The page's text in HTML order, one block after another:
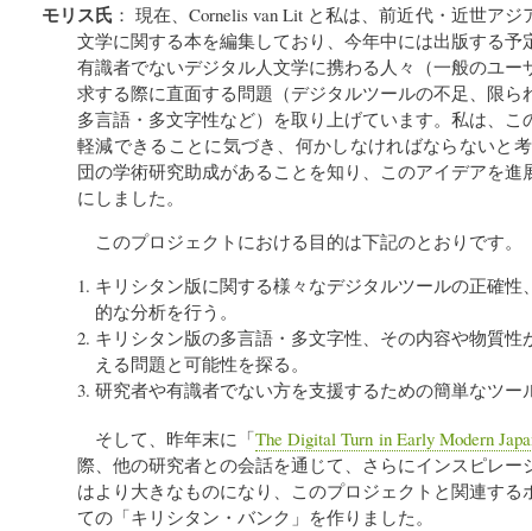
モリス氏 ： 現在、Cornelis van Lit と私は、前近代・近世ア
文学に関する本を編集しており、今年中には出版する予
有識者でないデジタル人文学に携わる人々（一般のユー
求する際に直面する問題（デジタルツールの不足、限ら
多言語・多文字性など）を取り上げています。私は、
軽減できることに気づき、何かしなければならないと
団の学術研究助成があることを知り、このアイデアを
にしました。
このプロジェクトにおける目的は下記のとおりです。
キリシタン版に関する様々なデジタルツールの正確
的な分析を行う。
キリシタン版の多言語・多文字性、その内容や物質
える問題と可能性を探る。
研究者や有識者でない方を支援するための簡単なツー
そして、昨年末に「The Digital Turn in Early Modern
際、他の研究者との会話を通じて、さらにインスピレー
はより大きなものになり、このプロジェクトと関連す
ての「キリシタン・バンク」を作りました。